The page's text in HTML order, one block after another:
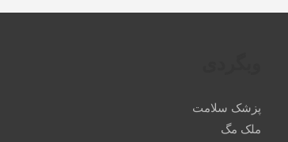
پزشک سلامت
ملک مگ